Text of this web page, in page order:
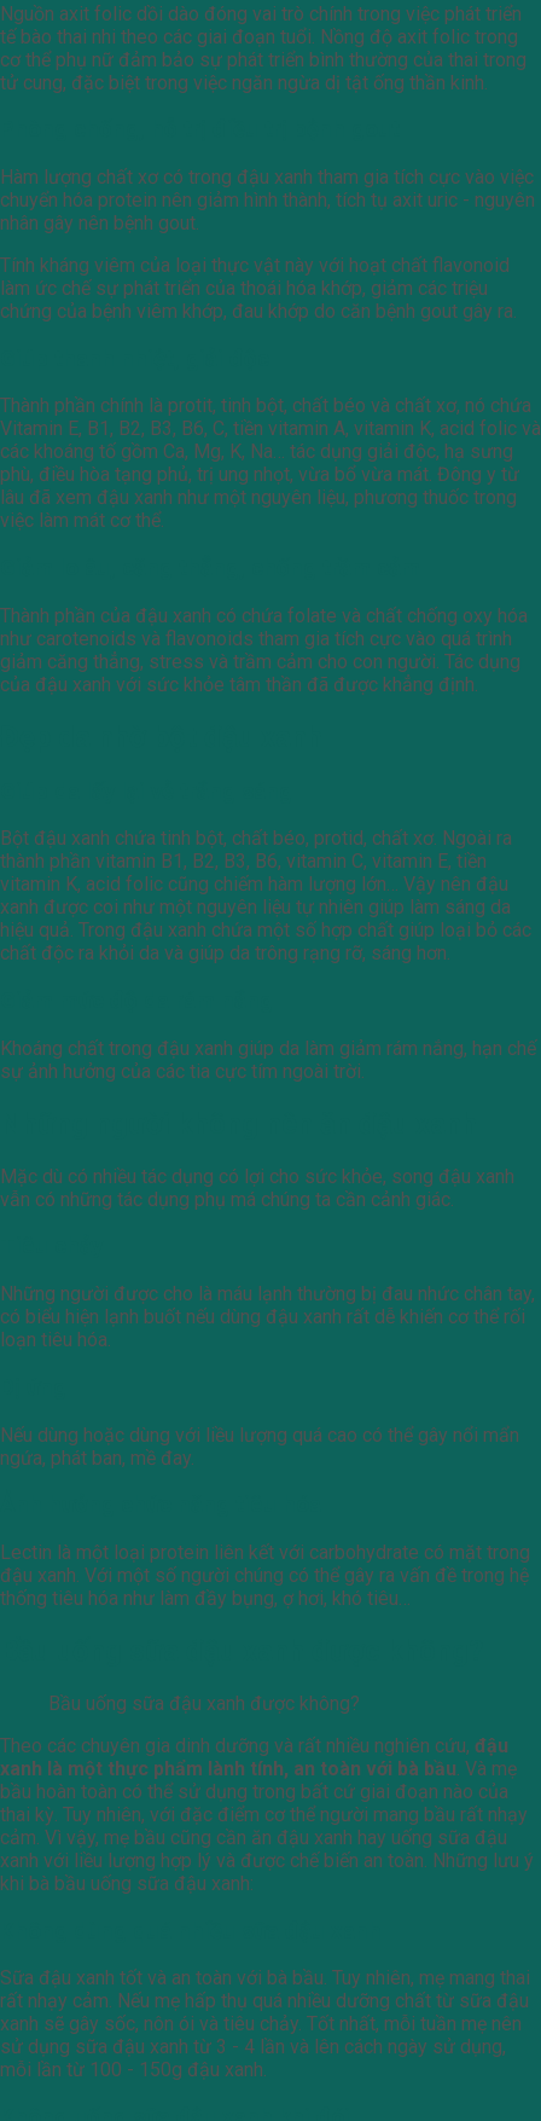
Nguồn axit folic dồi dào đóng vai trò chính trong việc phát triển
tế bào thai nhi theo các giai đoạn tuổi. Nồng độ axit folic trong
cơ thể phụ nữ đảm bảo sự phát triển bình thường của thai trong
tử cung, đặc biệt trong việc ngăn ngừa dị tật ống thần kinh.
Hàm lượng chất xơ có trong đậu xanh tham gia tích cực vào việc
chuyển hóa protein nên giảm hình thành, tích tụ axit uric - nguyên
nhân gây nên bệnh gout.
Tính kháng viêm của loại thực vật này với hoạt chất flavonoid
làm ức chế sự phát triển của thoái hóa khớp, giảm các triệu
chứng của bệnh viêm khớp, đau khớp do căn bệnh gout gây ra.
Thành phần chính là protit, tinh bột, chất béo và chất xơ, nó chứa
Vitamin E, B1, B2, B3, B6, C, tiền vitamin A, vitamin K, acid folic và
các khoáng tố gồm Ca, Mg, K, Na… tác dụng giải độc, hạ sưng
phù, điều hòa tạng phủ, trị ung nhọt, vừa bổ vừa mát. Đông y từ
lâu đã xem đậu xanh như một nguyên liệu, phương thuốc trong
việc làm mát cơ thể.
Thành phần của đậu xanh có chứa folate và chất chống oxy hóa
như carotenoids và flavonoids tham gia tích cực vào quá trình
giảm căng thẳng, stress và trầm cảm cho con người. Tác dụng
của đậu xanh với sức khỏe tâm thần đã được khẳng định.
Bột đậu xanh chứa tinh bột, chất béo, protid, chất xơ. Ngoài ra
thành phần vitamin B1, B2, B3, B6, vitamin C, vitamin E, tiền
vitamin K, acid folic cũng chiếm hàm lượng lớn… Vậy nên đậu
xanh được coi như một nguyên liệu tự nhiên giúp làm sáng da
hiệu quả. Trong đậu xanh chứa một số hợp chất giúp loại bỏ các
chất độc ra khỏi da và giúp da trông rạng rỡ, sáng hơn.
Khoáng chất trong đậu xanh giúp da làm giảm rám nắng, hạn chế
sự ảnh hưởng của các tia cực tím ngoài trời.
Mặc dù có nhiều tác dụng có lợi cho sức khỏe, song đậu xanh
vẫn có những tác dụng phụ má chúng ta cần cảnh giác.
Những người được cho là máu lạnh thường bị đau nhức chân tay,
có biểu hiện lạnh buốt nếu dùng đậu xanh rất dễ khiến cơ thể rối
loạn tiêu hóa.
Nếu dùng hoặc dùng với liều lượng quá cao có thể gây nổi mẩn
ngứa, phát ban, mề đay.
Lectin là một loại protein liên kết với carbohydrate có mặt trong
đậu xanh. Với một số người chúng có thể gây ra vấn đề trong hệ
thống tiêu hóa như làm đầy bụng, ợ hơi, khó tiêu…
Bầu uống sữa đậu xanh được không?
Theo các chuyên gia dinh dưỡng và rất nhiều nghiên cứu, đậu
xanh là một thực phẩm lành tính, an toàn với bà bầu . Và mẹ
bầu hoàn toàn có thể sử dụng trong bất cứ giai đoạn nào của
thai kỳ. Tuy nhiên, với đặc điểm cơ thể người mang bầu rất nhạy
cảm. Vì vậy, mẹ bầu cũng cần ăn đậu xanh hay uống sữa đậu
xanh với liều lượng hợp lý và được chế biến an toàn. Những lưu ý
khi bà bầu uống sữa đậu xanh:
Sữa đậu xanh tốt và an toàn với bà bầu. Tuy nhiên, mẹ mang thai
rất nhạy cảm. Nếu mẹ hấp thụ quá nhiều dưỡng chất từ sữa đậu
xanh sẽ gây sốc, nôn ói và tiêu chảy. Tốt nhất, mỗi tuần mẹ nên
sử dụng sữa đậu xanh từ 3 - 4 lần và lên cách ngày sử dụng,
mỗi lần từ 100 - 150g đậu xanh.